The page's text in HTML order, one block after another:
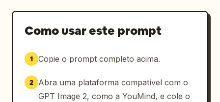
Como usar este prompt
1 Copie o prompt completo acima.
2
Abra uma plataforma compatível com o
GPT Image 2, como a YouMind, e cole o